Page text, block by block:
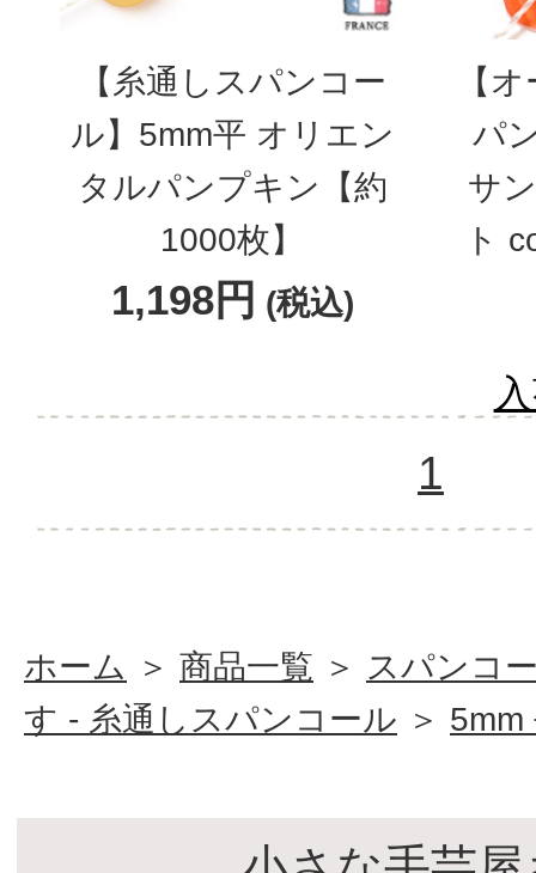
【糸通しスパンコー
ル】5mm平 オリエン
タルパンプキン【約
1000枚】
1,198円 (税込)
【
パ
サ
ト
1
ホーム ＞ 商品一覧 ＞
スパンコ
す - 糸通しスパンコール ＞ 5mm